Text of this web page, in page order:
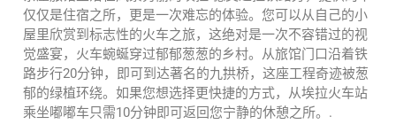
仅仅是住宿之所，更是一次难忘的体验。您可以从自己的小
屋里欣赏到标志性的火车之旅，这绝对是一次不容错过的视
觉盛宴，火车蜿蜒穿过郁郁葱葱的乡村。从旅馆门口沿着铁
路步行20分钟，即可到达著名的九拱桥，这座工程奇迹被葱
郁的绿植环绕。如果您想选择更快捷的方式，从埃拉火车站
乘坐嘟嘟车只需10分钟即可返回您宁静的休憩之所。.